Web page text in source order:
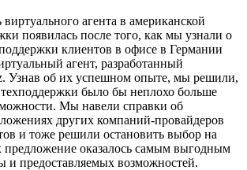
агента в американской
появилась после того, как мы узнали о
клиентов в офисе в Германии
агент, разработанный
Узнав об их успешном опыте, мы решили,
было бы неплохо больше
Мы навели справки об
других компаний-провайдеров
и тоже решили остановить выбор на
предложение оказалось самым выгодным
и предоставляемых возможностей.